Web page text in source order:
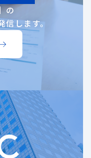
の
します。